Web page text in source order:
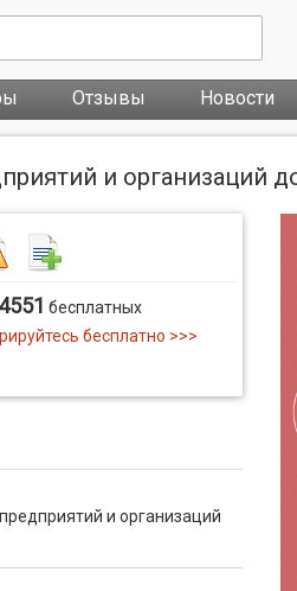
Отзывы Новости
и организаций
бесплатных
бесплатно >>>
и организаций